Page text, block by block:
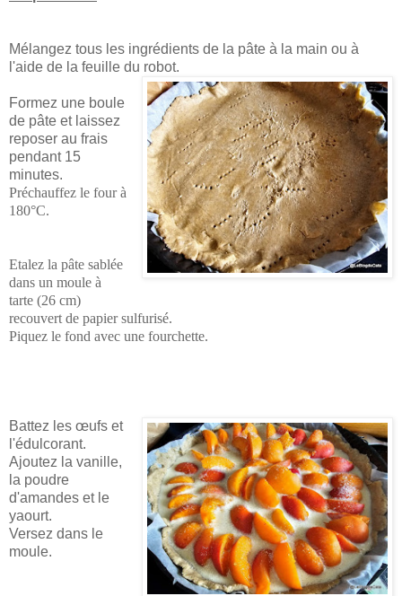
Mélangez tous les ingrédients de la pâte à la main ou à
l'aide de la feuille du robot.
Formez une boule
de pâte et laissez
reposer au frais
pendant 15
minutes.
Préchauffez le four à
180°C.
Etalez la pâte sablée
dans un moule à
tarte (26 cm)
recouvert de papier sulfurisé.
Piquez le fond avec une fourchette.
Battez les œufs et
l'édulcorant.
Ajoutez la vanille,
la poudre
d'amandes et le
yaourt.
Versez dans le
moule.